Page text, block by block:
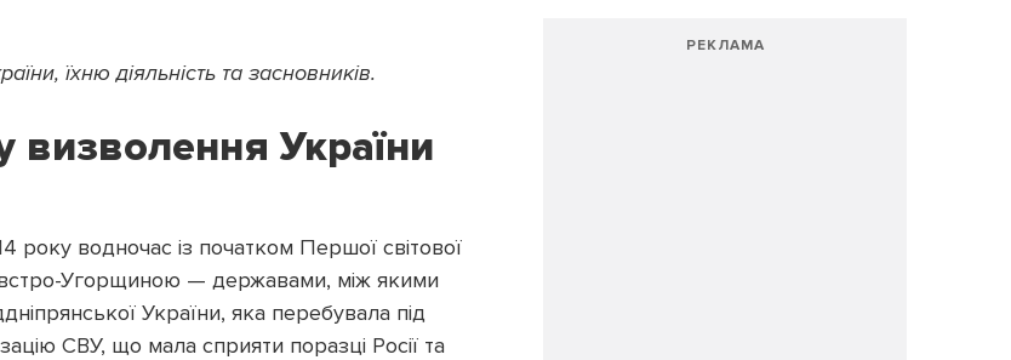
їхню діяльність та засновників.
визволення України
водночас із початком Першої світової
Угорщиною — державами, між якими
України, яка перебувала під
СВУ, що мала сприяти поразці Росії та
РЕКЛАМА